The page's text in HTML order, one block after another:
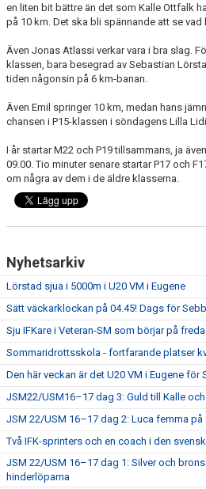
en liten bit bättre än det som Kalle Ottfalk
på 10 km. Det ska bli spännande att se vad
Även Jonas Atlassi verkar vara i bra slag.
klassen, bara besegrad av Sebastian
tiden någonsin på 6 km-banan.
Även Emil springer 10 km, medan hans
chansen i P15-klassen i söndagens Lilla
I år startar M22 och P19 tillsammans, ja
09.00. Tio minuter senare startar P17 och
om några av dem i de äldre klasserna.
Nyhetsarkiv
Lörstad sjua i 5000m i U20 VM i Eugene
Sätt väckarklockan på 04.45! Dags för
Sju IFKare i Veteran-SM som börjar på
Sommaridrottsskola - fortfarande platser
Den här veckan är det U20 VM i Eugene för
JSM22/USM16–17 dag 3: Guld till Kalle
JSM 22/USM 16–17 dag 2: Luca femma på
Två IFK-sprinters och en coach i den
JSM 22/USM 16–17 dag 1: Silver och
hinderlöparna